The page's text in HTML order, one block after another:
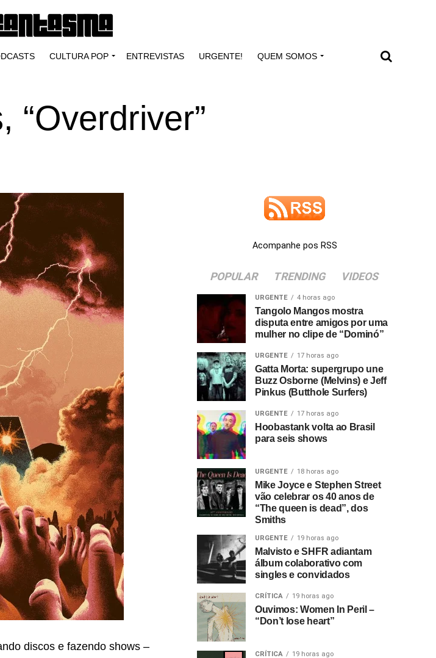
CULTURA POP ENTREVISTAS URGENTE! QUEM SOMOS
“Overdriver”
discos e fazendo shows –
Acompanhe pos RSS
POPULAR TRENDING VIDEOS
URGENTE 4 horas ago
Tangolo Mangos mostra
disputa entre amigos por uma
mulher no clipe de “Dominó”
URGENTE 17 horas ago
Gatta Morta: supergrupo une
Buzz Osborne (Melvins) e Jeff
Pinkus (Butthole Surfers)
URGENTE 17 horas ago
Hoobastank volta ao Brasil
para seis shows
URGENTE 18 horas ago
Mike Joyce e Stephen Street
vão celebrar os 40 anos de
“The queen is dead”, dos
Smiths
URGENTE 19 horas ago
Malvisto e SHFR adiantam
álbum colaborativo com
singles e convidados
CRÍTICA 19 horas ago
Ouvimos: Women In Peril –
“Don’t lose heart”
CRÍTICA 19 horas ago